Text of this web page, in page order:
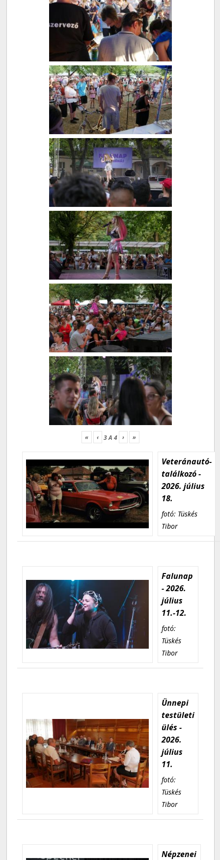
« ‹ 3A 4 › »
Veteránautó-
találkozó -
2026. július
18.
fotó: Tüskés
Tibor
Falunap
- 2026.
július
11.-12.
fotó:
Tüskés
Tibor
Ünnepi
testületi
ülés -
2026.
július
11.
fotó:
Tüskés
Tibor
Népzenei